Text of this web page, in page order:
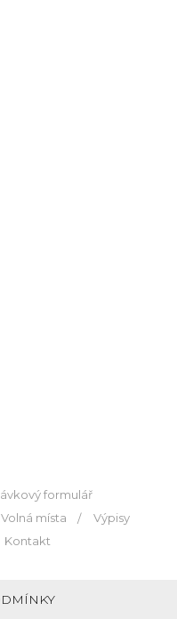
formulář
Volná místa
Výpisy
Kontakt